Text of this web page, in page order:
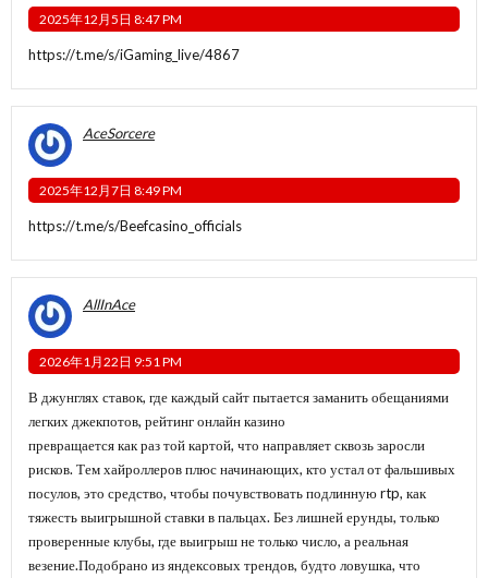
2025年12月5日 8:47 PM
https://t.me/s/iGaming_live/4867
AceSorcere
2025年12月7日 8:49 PM
https://t.me/s/Beefcasino_officials
AllInAce
2026年1月22日 9:51 PM
В джунглях ставок, где каждый сайт пытается заманить обещаниями
легких джекпотов, рейтинг онлайн казино
превращается как раз той картой, что направляет сквозь заросли
рисков. Тем хайроллеров плюс начинающих, кто устал от фальшивых
посулов, это средство, чтобы почувствовать подлинную rtp, как
тяжесть выигрышной ставки в пальцах. Без лишней ерунды, только
проверенные клубы, где выигрыш не только число, а реальная
везение.Подобрано из яндексовых трендов, будто ловушка, что